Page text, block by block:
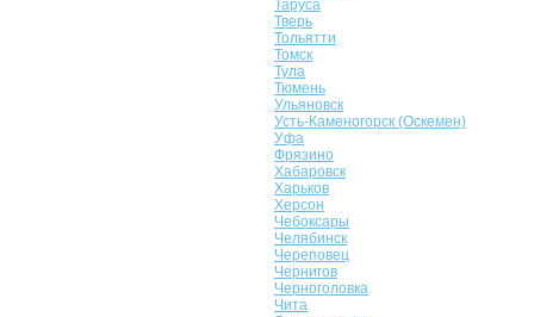
Таруса
Тверь
Тольятти
Томск
Тула
Тюмень
Ульяновск
Усть-Каменогорск (Оскемен)
Уфа
Фрязино
Хабаровск
Харьков
Херсон
Чебоксары
Челябинск
Череповец
Чернигов
Черноголовка
Чита